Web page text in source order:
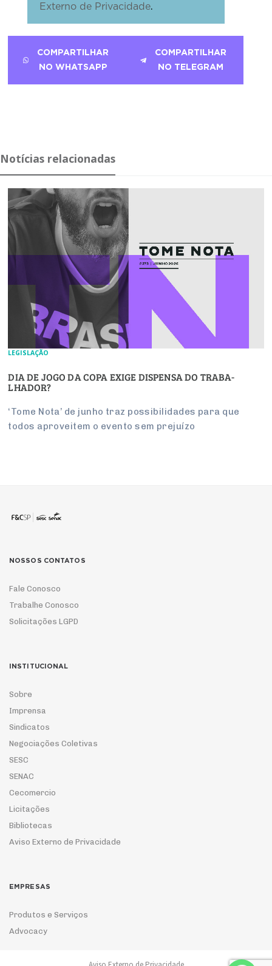
Externo de Privacidade.
COMPARTILHAR
NO WHATSAPP
COMPARTILHAR
NO TELEGRAM
Notícias relacionadas
LEGISLAÇÃO
DIA DE JOGO DA COPA EXIGE DIS­PENSA DO TRA­BA­
LHADOR?
‘Tome Nota’ de junho traz pos­si­bi­li­dades para que
todos apro­veitem o evento sem pre­juízo
NOSSOS CONTATOS
Fale Conosco
Trabalhe Conosco
Solicitações LGPD
INSTITUCIONAL
Sobre
Imprensa
Sindicatos
Negociações Coletivas
SESC
SENAC
Cecomercio
Licitações
Bibliotecas
Aviso Externo de Privacidade
EMPRESAS
Produtos e Serviços
Advocacy